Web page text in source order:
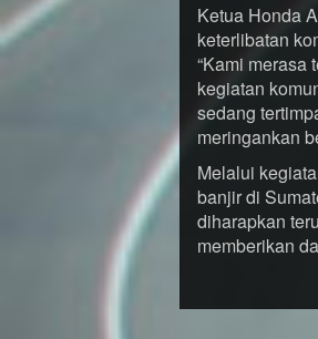
Ketua Honda
keterlibatan
“Kami merasa
kegiatan
sedang
meringankan
Melalui
banjir di
diharapkan
memberikan